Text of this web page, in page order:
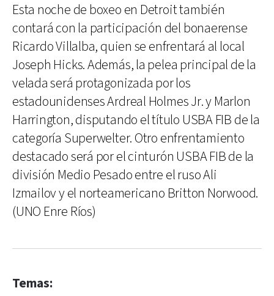
Esta noche de boxeo en Detroit también
contará con la participación del bonaerense
Ricardo Villalba, quien se enfrentará al local
Joseph Hicks. Además, la pelea principal de la
velada será protagonizada por los
estadounidenses Ardreal Holmes Jr. y Marlon
Harrington, disputando el título USBA FIB de la
categoría Superwelter. Otro enfrentamiento
destacado será por el cinturón USBA FIB de la
división Medio Pesado entre el ruso Ali
Izmailov y el norteamericano Britton Norwood.
(UNO Enre Ríos)
Temas: